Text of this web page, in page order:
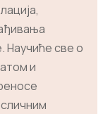
Научиће све о
и